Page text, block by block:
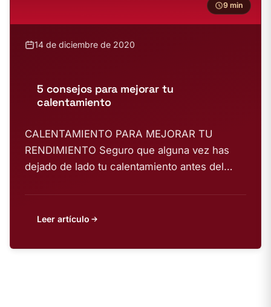
9 min
14 de diciembre de 2020
5 consejos para mejorar tu
calentamiento
CALENTAMIENTO PARA MEJORAR TU
RENDIMIENTO Seguro que alguna vez has
dejado de lado tu calentamiento antes del
Leer artículo